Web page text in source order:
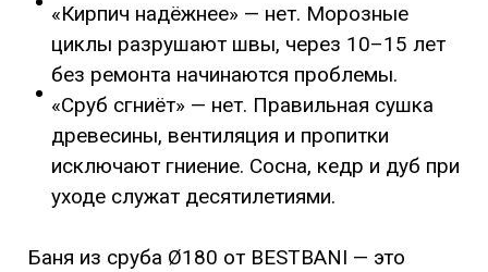
«Кирпич надёжнее» — нет. Морозные
циклы разрушают швы, через 10–15 лет
без ремонта начинаются проблемы.
«Сруб сгниёт» — нет. Правильная сушка
древесины, вентиляция и пропитки
исключают гниение. Сосна, кедр и дуб при
уходе служат десятилетиями.
Баня из сруба Ø180 от BESTBANI — это